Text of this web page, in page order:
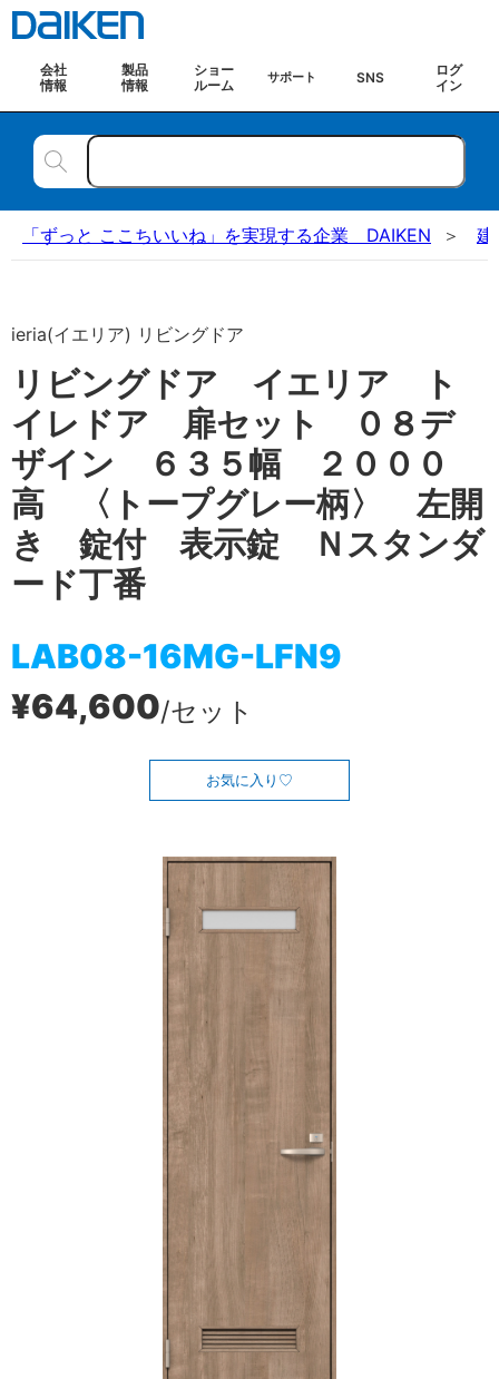
会社
情報
製品
情報
ショー
ルーム
サポート SNS
ログ
イン
「ずっと ここちいいね」を実現する企業 DAIKEN 建
ieria(イエリア) リビングドア
リビングドア イエリア ト
イレドア 扉セット ０８デ
ザイン ６３５幅 ２０００
高 〈トープグレー柄〉 左開
き 錠付 表示錠 Ｎスタンダ
ード丁番
LAB08-16MG-LFN9
¥64,600/セット
お気に入り